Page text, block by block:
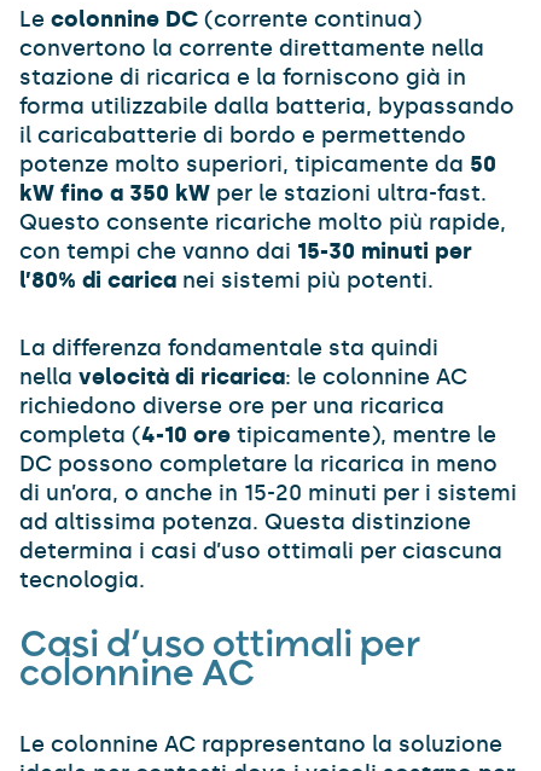
Le colonnine DC (corrente continua)
convertono la corrente direttamente nella
stazione di ricarica e la forniscono già in
forma utilizzabile dalla batteria, bypassando
il caricabatterie di bordo e permettendo
potenze molto superiori, tipicamente da 50
kW fino a 350 kW per le stazioni ultra-fast.
Questo consente ricariche molto più rapide,
con tempi che vanno dai 15-30 minuti per
l’80% di carica nei sistemi più potenti.
La differenza fondamentale sta quindi
nella velocità di ricarica: le colonnine AC
richiedono diverse ore per una ricarica
completa (4-10 ore tipicamente), mentre le
DC possono completare la ricarica in meno
di un’ora, o anche in 15-20 minuti per i sistemi
ad altissima potenza. Questa distinzione
determina i casi d’uso ottimali per ciascuna
tecnologia.
Casi d’uso ottimali per
colonnine AC
Le colonnine AC rappresentano la soluzione